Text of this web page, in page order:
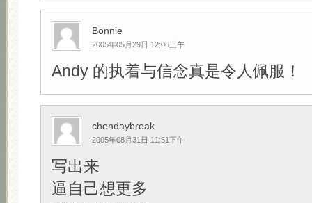
Bonnie
2005年05月29日 12:06上午
Andy 的执着与信念真是令人佩服！
chendaybreak
2005年08月31日 11:51下午
写出来
逼自己想更多